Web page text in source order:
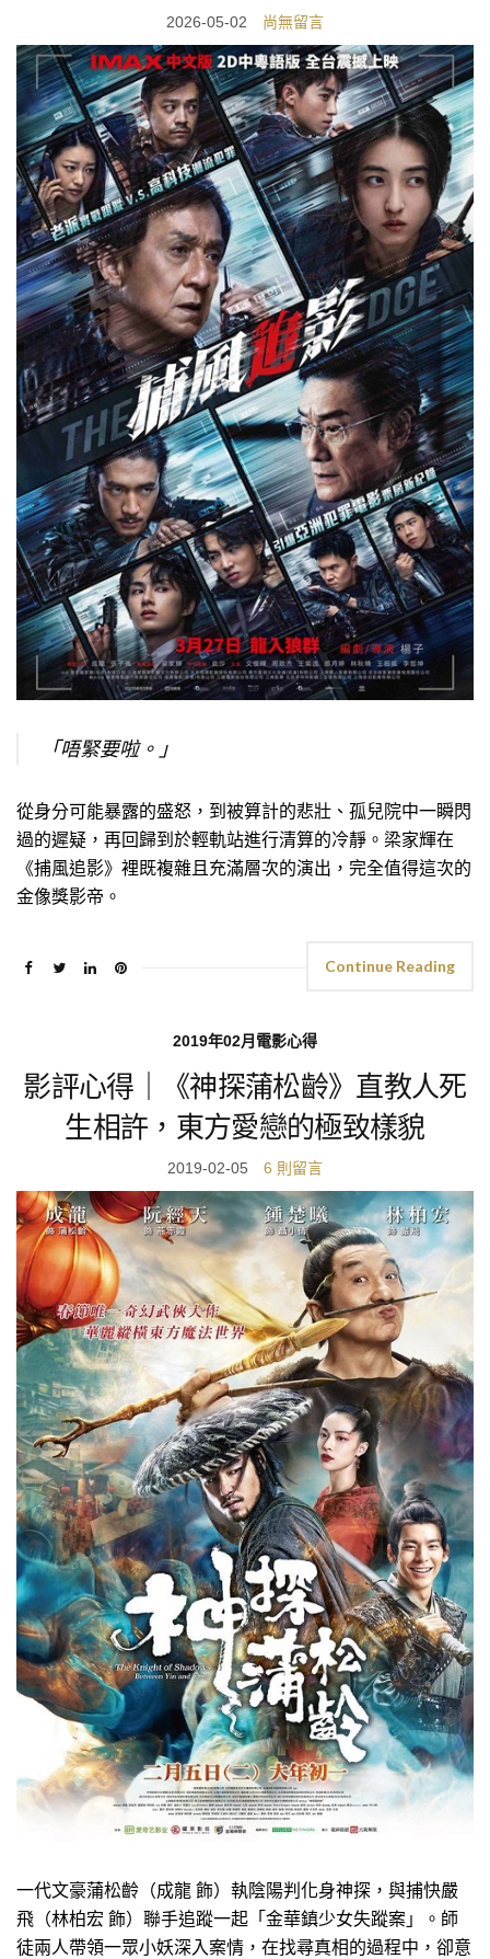
2026-05-02 尚無留言
「唔緊要啦。」
從身分可能暴露的盛怒，到被算計的悲壯、孤兒院中一瞬閃
過的遲疑，再回歸到於輕軌站進行清算的冷靜。梁家輝在
《捕風追影》裡既複雜且充滿層次的演出，完全值得這次的
金像獎影帝。
Continue Reading
2019年02月電影心得
影評心得｜《神探蒲松齡》直教人死
生相許，東方愛戀的極致樣貌
2019-02-05 6 則留言
一代文豪蒲松齡（成龍 飾）執陰陽判化身神探，與捕快嚴
飛（林柏宏 飾）聯手追蹤一起「金華鎮少女失蹤案」。師
徒兩人帶領一眾小妖深入案情，在找尋真相的過程中，卻意